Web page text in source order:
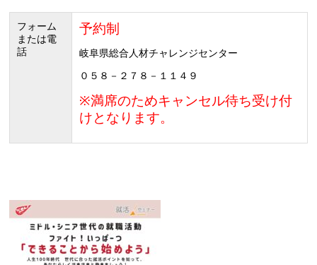
フォーム
または電
話
予約制
岐阜県総合人材チャレンジセンター
０５８－２７８－１１４９
※満席のためキャンセル待ち受け付
けとなります。